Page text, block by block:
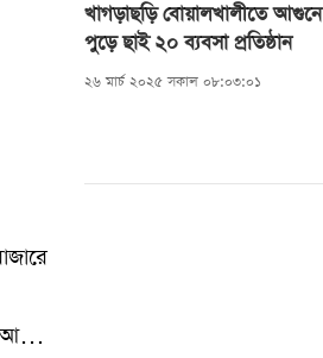
আগুন
খাগড়াছড়ি বোয়ালখালীতে আগুনে
পুড়ে ছাই ২০ ব্যবসা প্রতিষ্ঠান
২৬ মার্চ ২০২৫ সকাল ০৮:০৩:০১